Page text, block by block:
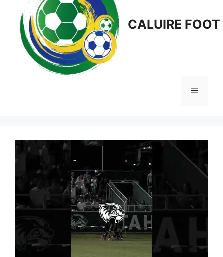
CALUIRE FOOT
Menu